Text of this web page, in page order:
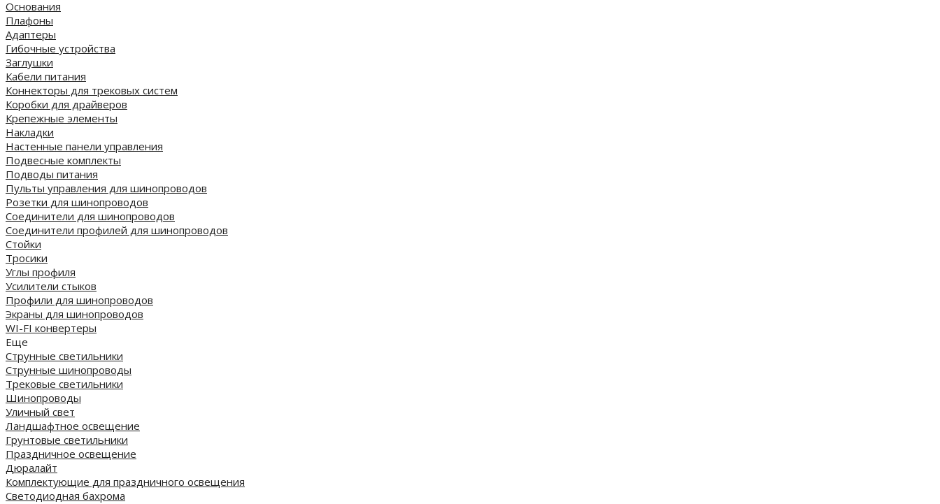
Основания
Плафоны
Адаптеры
Гибочные устройства
Заглушки
Кабели питания
Коннекторы для трековых систем
Коробки для драйверов
Крепежные элементы
Накладки
Настенные панели управления
Подвесные комплекты
Подводы питания
Пульты управления для шинопроводов
Розетки для шинопроводов
Соединители для шинопроводов
Соединители профилей для шинопроводов
Стойки
Тросики
Углы профиля
Усилители стыков
Профили для шинопроводов
Экраны для шинопроводов
WI-FI конвертеры
Еще
Струнные светильники
Струнные шинопроводы
Трековые светильники
Шинопроводы
Уличный свет
Ландшафтное освещение
Грунтовые светильники
Праздничное освещение
Дюралайт
Комплектующие для праздничного освещения
Светодиодная бахрома